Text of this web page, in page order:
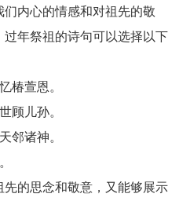
内心的情感和对祖先的敬
年祭祖的诗句可以选择以下
椿萱恩。
顾儿孙。
邻诸神。
的思念和敬意，又能够展示